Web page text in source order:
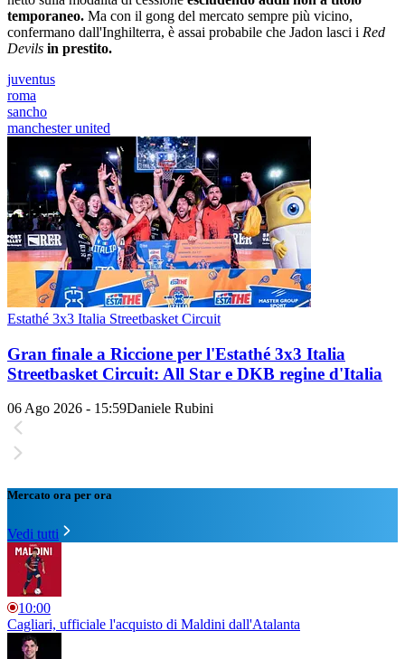
temporaneo. Ma con il gong del mercato sempre più vicino,
confermano dall'Inghilterra, è assai probabile che Jadon lasci i Red
Devils in prestito.
juventus
roma
sancho
manchester united
Estathé 3x3 Italia Streetbasket Circuit
Gran finale a Riccione per l'Estathé 3x3 Italia
Streetbasket Circuit: All Star e DKB regine d'Italia
06 Ago 2026 - 15:59Daniele Rubini
Mercato ora per ora
Vedi tutti
10:00
Cagliari, ufficiale l'acquisto di Maldini dall'Atalanta